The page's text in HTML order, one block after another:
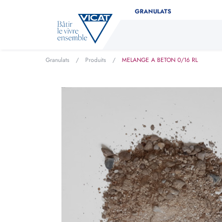
GRANULATS
Granulats / Produits / MELANGE A BETON 0/16 RL
Déterminez facilement
Indiquez le type de